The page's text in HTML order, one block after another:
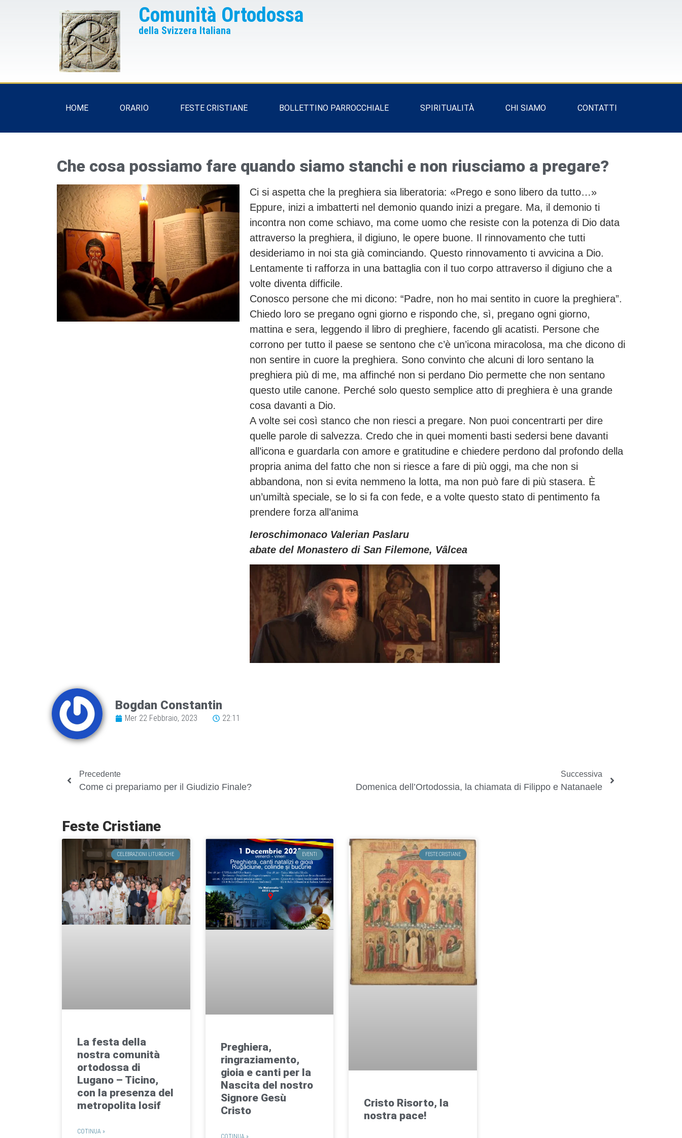
Comunità Ortodossa
della Svizzera Italiana
HOME ORARIO FESTE CRISTIANE BOLLETTINO PARROCCHIALE SPIRITUALITÀ CHI SIAMO CONTATTI
Che cosa possiamo fare quando siamo stanchi e non riusciamo a pregare?
Ci si aspetta che la preghiera sia liberatoria: «Prego e sono libero da tutto…»
Eppure, inizi a imbatterti nel demonio quando inizi a pregare. Ma, il demonio ti
incontra non come schiavo, ma come uomo che resiste con la potenza di Dio data
attraverso la preghiera, il digiuno, le opere buone. Il rinnovamento che tutti
desideriamo in noi sta già cominciando. Questo rinnovamento ti avvicina a Dio.
Lentamente ti rafforza in una battaglia con il tuo corpo attraverso il digiuno che a
volte diventa difficile.
Conosco persone che mi dicono: “Padre, non ho mai sentito in cuore la preghiera”.
Chiedo loro se pregano ogni giorno e rispondo che, sì, pregano ogni giorno,
mattina e sera, leggendo il libro di preghiere, facendo gli acatisti. Persone che
corrono per tutto il paese se sentono che c’è un’icona miracolosa, ma che dicono di
non sentire in cuore la preghiera. Sono convinto che alcuni di loro sentano la
preghiera più di me, ma affinché non si perdano Dio permette che non sentano
questo utile canone. Perché solo questo semplice atto di preghiera è una grande
cosa davanti a Dio.
A volte sei così stanco che non riesci a pregare. Non puoi concentrarti per dire
quelle parole di salvezza. Credo che in quei momenti basti sedersi bene davanti
all’icona e guardarla con amore e gratitudine e chiedere perdono dal profondo della
propria anima del fatto che non si riesce a fare di più oggi, ma che non si
abbandona, non si evita nemmeno la lotta, ma non può fare di più stasera. È
un’umiltà speciale, se lo si fa con fede, e a volte questo stato di pentimento fa
prendere forza all’anima
Ieroschimonaco Valerian Paslaru
abate del Monastero di San Filemone, Vâlcea
Bogdan Constantin
Mer 22 Febbraio, 2023 22:11
Precedente
Come ci prepariamo per il Giudizio Finale?
Successiva
Domenica dell’Ortodossia, la chiamata di Filippo e Natanaele
Feste Cristiane
CELEBRAZIONI LITURGICHE
La festa della
nostra comunità
ortodossa di
Lugano – Ticino,
con la presenza del
metropolita Iosif
COTINUA »
EVENTI
Preghiera,
ringraziamento,
gioia e canti per la
Nascita del nostro
Signore Gesù
Cristo
COTINUA »
FESTE CRISTIANE
Cristo Risorto, la
nostra pace!​